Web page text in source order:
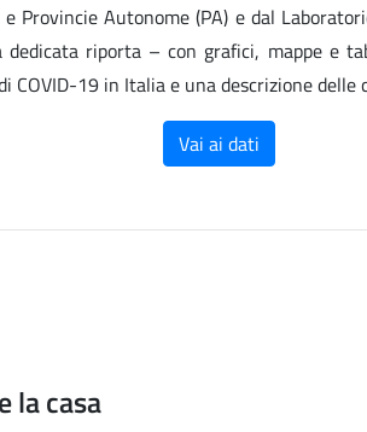
Provincie Autonome (PA) e dal
dedicata riporta – con grafici, mappe e
COVID-19 in Italia e una descrizione
Vai ai dati
la casa